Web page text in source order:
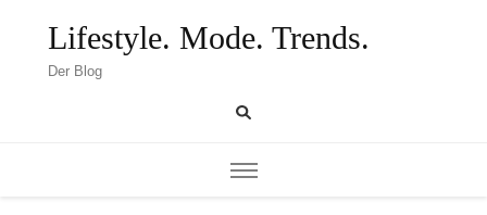
Lifestyle. Mode. Trends.
Der Blog